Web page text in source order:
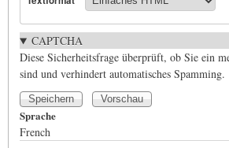
CAPTCHA
Diese Sicherheitsfrage überprüft, ob Sie ein
sind und verhindert automatisches Spamming.
Sprache
French